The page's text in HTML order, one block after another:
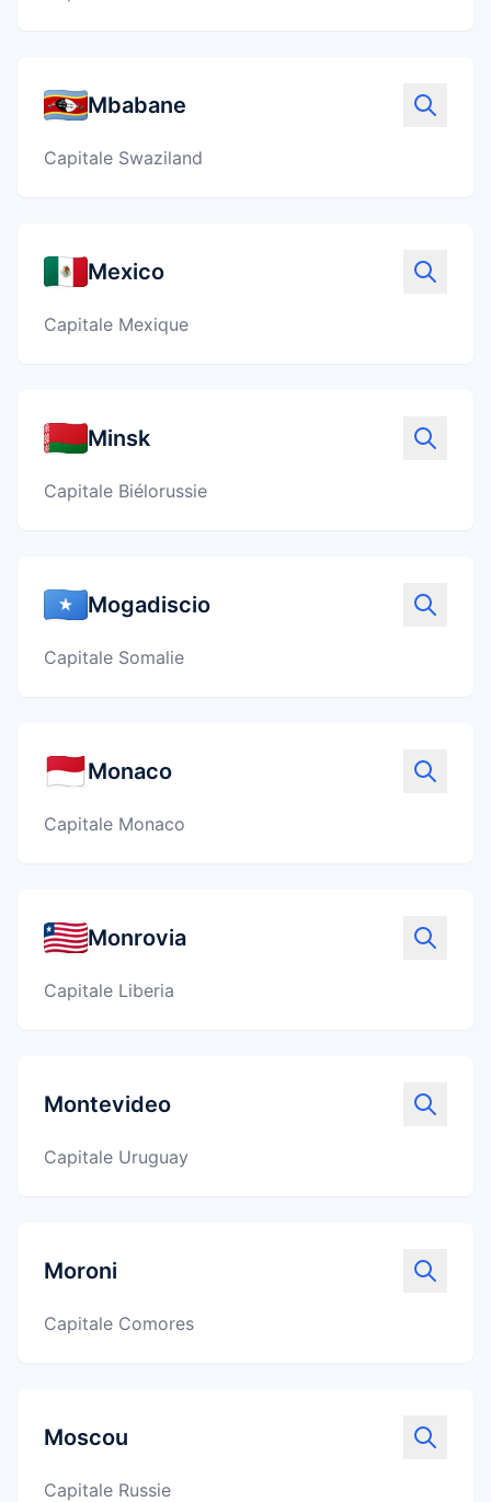
Mbabane
Capitale Swaziland
Mexico
Capitale Mexique
Minsk
Capitale Biélorussie
Mogadiscio
Capitale Somalie
Monaco
Capitale Monaco
Monrovia
Capitale Liberia
Montevideo
Capitale Uruguay
Moroni
Capitale Comores
Moscou
Capitale Russie